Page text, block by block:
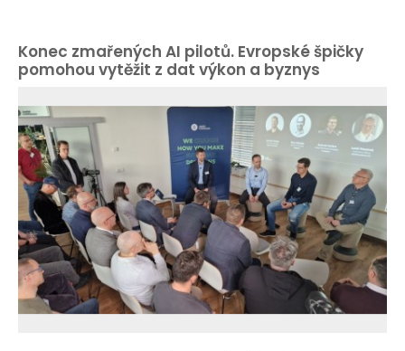
Konec zmařených AI pilotů. Evropské špičky
pomohou vytěžit z dat výkon a byznys